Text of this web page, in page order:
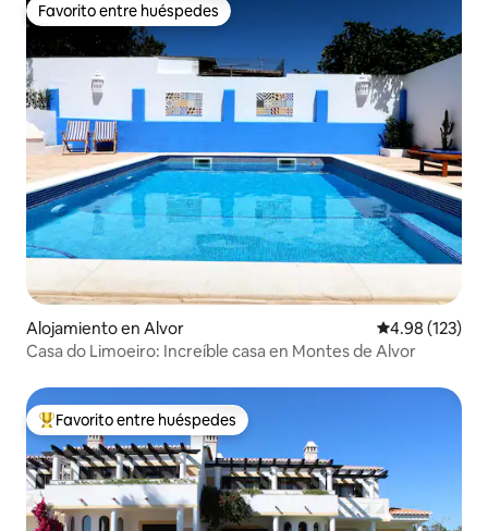
Favorito entre huéspedes
Favorito entre huéspedes
Alojamiento en Alvor Calificación
4.98 (123)
Casa do Limoeiro: Increíble casa en Montes de Alvor
Favorito entre huéspedes preferido
Favorito entre huéspedes